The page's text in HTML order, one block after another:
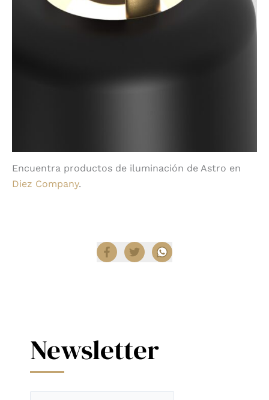
Encuentra productos de iluminación de Astro en
Diez Company.
Newsletter